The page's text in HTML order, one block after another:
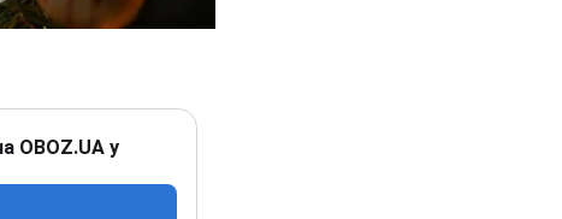
OBOZ.UA у